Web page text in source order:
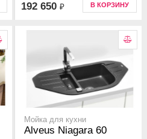
192 650 ₽ В КОРЗИНУ
Мойка для кухни
Alveus Niagara 60